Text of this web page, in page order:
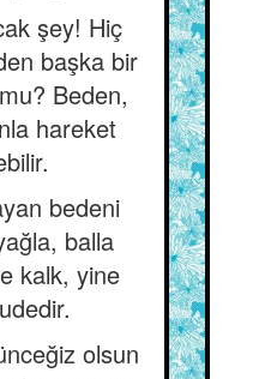
şey! Hiç
başka bir
Beden,
hareket
bedeni
balla
kalk, yine
olsun